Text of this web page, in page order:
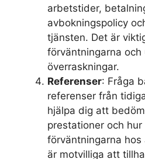
arbetstider,
avbokningspolicy
tjänsten. Det är
förväntningarna
överraskningar.
Referenser: Fråga
referenser från
hjälpa dig att
prestationer och
förväntningarna hos
är motvilliga att